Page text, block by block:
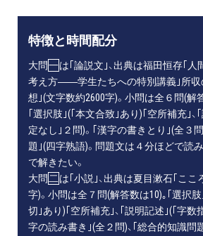
特徴と時間配分
大問一は｢論説文｣、出典は福田恒存｢人
考え方――学生たちへの特別講義｣所収
想｣(文字数約2600字)。小問は全６問(解
｢選択肢｣(｢本文合致｣あり)｢空所補充｣
定なし｣２問)。｢漢字の書きとり｣(全３
題｣(四字熟語)。問題文は４分ほどで読
で解きたい。
大問 二 は｢小説｣、出典は夏目漱石｢ここ
字)。小問は全７問(解答数は10)｡｢選択
切｣あり)｢空所補充｣、｢説明記述｣(｢字数
字の読み書き｣(全２問)、｢総合的知識問